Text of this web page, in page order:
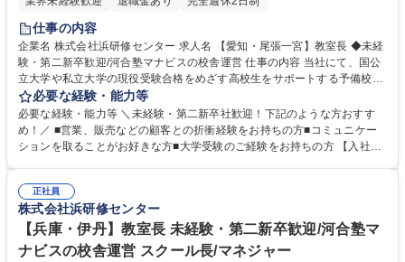
仕事の内容
企業名 株式会社浜研修センター 求人名 【愛知・尾張一宮】教室長 ◆未経
験・第二新卒歓迎/河合塾マナビスの校舎運営 仕事の内容 当社にて、国公
立大学や私立大学の現役受験合格をめざす高校生をサポートする予備校
「河合塾マナビス」の校舎運営をお任せいたします。校舎運営は2人～3名
体制で行いますので未経験の方もご安心ください。 【具体的に】■生徒の
サポート ■アシスタントアドバイザー（大学生アルバイト）のマネジメン
ト ■入塾相談 ■予算・収支管理 ■集客・戦略立案と実行 【運営】生徒数は
バイザーが校舎を担当します。※講師ではないため、授業を担当する必要
はありません。 募集職種 【愛知・尾張一宮】教室長 ◆未経験・第二新卒
歓迎/河合塾マナビスの校舎運営
必要な経験・能力等
必要な経験・能力等 ＼未経験・第二新卒社歓迎！下記のような方おすす
め！／ ■営業、販売などの顧客との折衝経験をお持ちの方■コミュニケー
ションを取ることがお好きな方■大学受験のご経験をお持ちの方 【入社後
を経験しつつ、流れを把握。配属後も、本部から研修を受けられるので安
心です。研修が充実しており、校舎長→ブロック長と順調にステップアッ
プも可能！教育に携わり続けながら働き方を改善したい方におすすめで
す！ 学歴・資格 学歴：大学院 大学 語学力： 資格：
正社員
株式会社浜研修センター
【兵庫・伊丹】教室長 未経験・第二新卒歓迎/河合塾マ
ナビスの校舎運営 スクール長/マネジャー